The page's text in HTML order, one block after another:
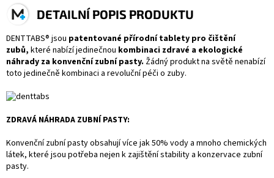
DETAILNÍ POPIS PRODUKTU
DENTTABS® jsou patentované přírodní tablety pro čištění
zubů, které nabízí jedinečnou kombinaci zdravé a ekologické
náhrady za konvenční zubní pasty. Žádný produkt na světě nenabízí
toto jedinečně kombinaci a revoluční péči o zuby.
ZDRAVÁ NÁHRADA ZUBNÍ PASTY:
Konvenční zubní pasty obsahují více jak 50% vody a mnoho chemických
látek, které jsou potřeba nejen k zajištění stability a konzervace zubní
pasty.